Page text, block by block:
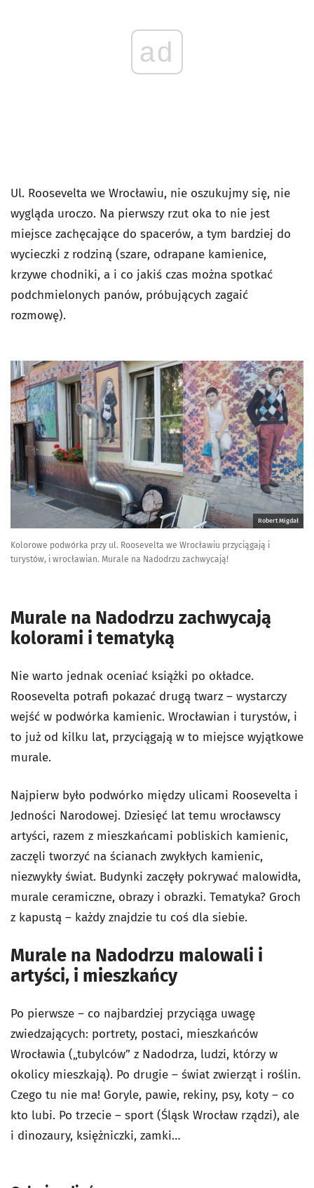
ad
Ul. Roosevelta we Wrocławiu, nie oszukujmy się, nie
wygląda uroczo. Na pierwszy rzut oka to nie jest
miejsce zachęcające do spacerów, a tym bardziej do
wycieczki z rodziną (szare, odrapane kamienice,
krzywe chodniki, a i co jakiś czas można spotkać
podchmielonych panów, próbujących zagaić
rozmowę).
Robert Migdał
Kolorowe podwórka przy ul. Roosevelta we Wrocławiu przyciągają i
turystów, i wrocławian. Murale na Nadodrzu zachwycają!
Murale na Nadodrzu zachwycają
kolorami i tematyką
Nie warto jednak oceniać książki po okładce.
Roosevelta potrafi pokazać drugą twarz – wystarczy
wejść w podwórka kamienic. Wrocławian i turystów, i
to już od kilku lat, przyciągają w to miejsce wyjątkowe
murale.
Najpierw było podwórko między ulicami Roosevelta i
Jedności Narodowej. Dziesięć lat temu wrocławscy
artyści, razem z mieszkańcami pobliskich kamienic,
zaczęli tworzyć na ścianach zwykłych kamienic,
niezwykły świat. Budynki zaczęły pokrywać malowidła,
murale ceramiczne, obrazy i obrazki. Tematyka? Groch
z kapustą – każdy znajdzie tu coś dla siebie.
Murale na Nadodrzu malowali i
artyści, i mieszkańcy
Po pierwsze – co najbardziej przyciąga uwagę
zwiedzających: portrety, postaci, mieszkańców
Wrocławia („tubylców” z Nadodrza, ludzi, którzy w
okolicy mieszkają). Po drugie – świat zwierząt i roślin.
Czego tu nie ma! Goryle, pawie, rekiny, psy, koty – co
kto lubi. Po trzecie – sport (Śląsk Wrocław rządzi), ale
i dinozaury, księżniczki, zamki…